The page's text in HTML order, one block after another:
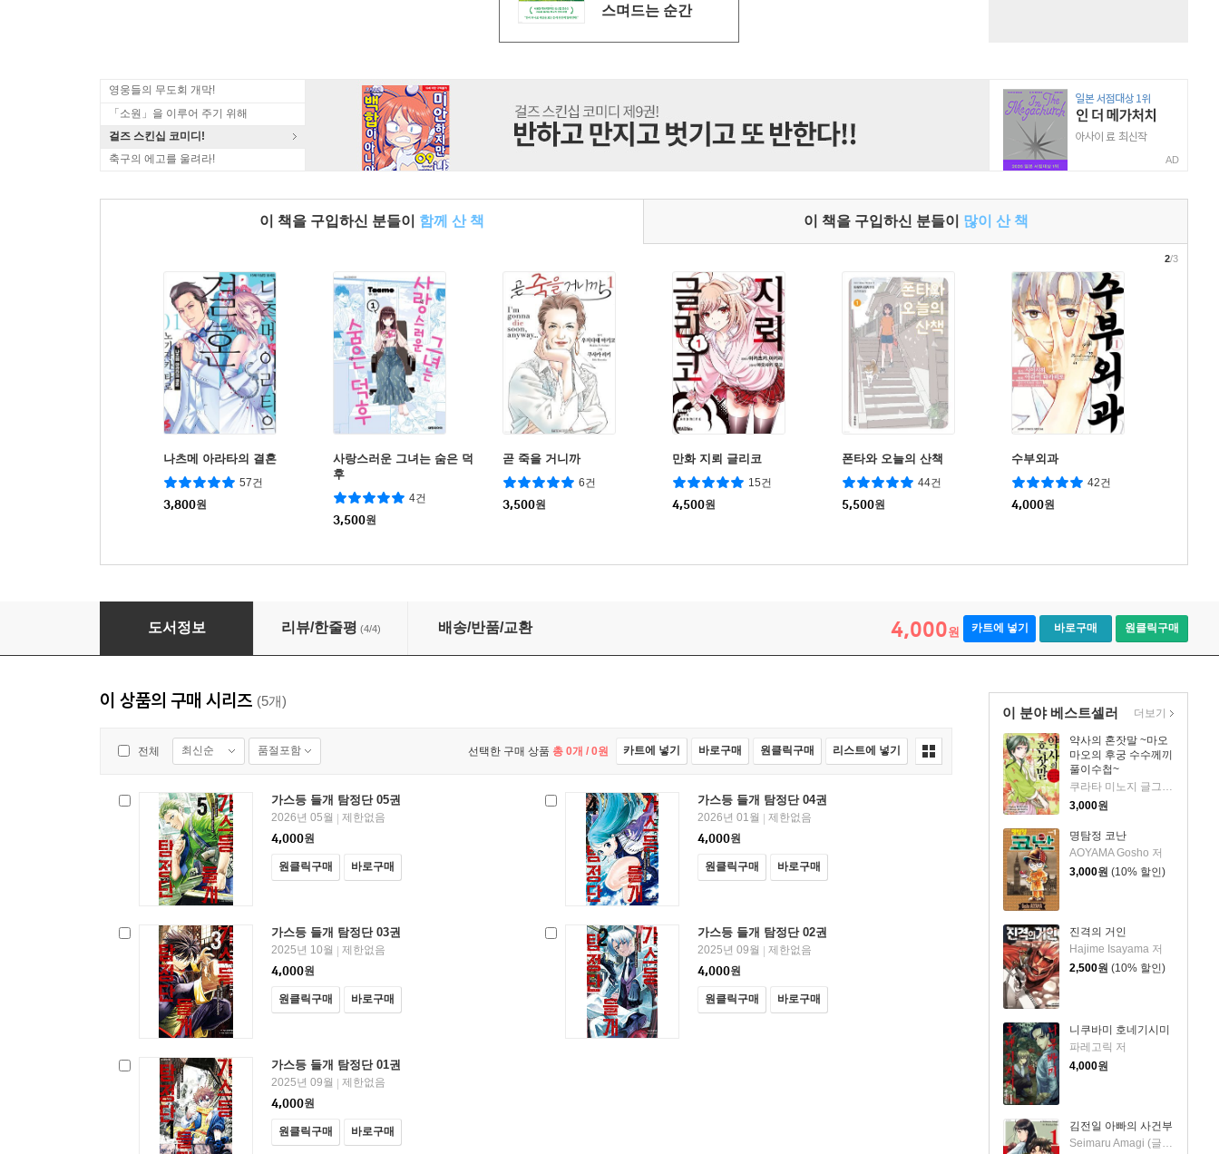
스며드는 순간
영웅들의 무도회 개막!
「소원」을 이루어 주기 위해
걸즈 스킨십 코미디!
축구의 에고를 울려라!
AD
이 책을 구입하신 분들이 함께 산 책 이 책을 구입하신 분들이 많이 산 책
나츠메 아라타의 결혼
57건
3,800원
사랑스러운 그녀는 숨은 덕
후
4건
3,500원
곧 죽을 거니까
6건
3,500원
만화 지뢰 글리코
15건
4,500원
폰타와 오늘의 산책
44건
5,500원
수부외과
42건
4,000원
2/3
가스등 들개 탐정단 05권
도서정보 리뷰/한줄평 (4/4) 배송/반품/교환 4,000원 카트에 넣기 바로구매 원클릭구매
이 분야 베스트셀러
약사의 혼잣말 ~마오
마오의 후궁 수수께끼
풀이수첩~
3,000원
명탐정 코난
AOYAMA Gosho 저
3,000원 (10% 할인)
진격의 거인
Hajime Isayama 저
2,500원 (10% 할인)
니쿠바미 호네기시미
파레고릭 저
4,000원
김전일 아빠의 사건부
더보기
이 상품의 구매 시리즈 (5개)
전체 최신순 품절포함 선택한 구매 상품 총 0개 / 0원 카트에 넣기 바로구매 원클릭구매 리스트에 넣기
가스등 들개 탐정단 05권
2026년 05월 | 제한없음
4,000원
원클릭구매 바로구매
가스등 들개 탐정단 04권
2026년 01월 | 제한없음
4,000원
원클릭구매 바로구매
가스등 들개 탐정단 03권
2025년 10월 | 제한없음
4,000원
원클릭구매 바로구매
가스등 들개 탐정단 02권
2025년 09월 | 제한없음
4,000원
원클릭구매 바로구매
가스등 들개 탐정단 01권
2025년 09월 | 제한없음
4,000원
원클릭구매 바로구매